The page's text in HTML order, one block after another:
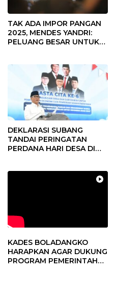
TAK ADA IMPOR PANGAN
2025, MENDES YANDRI:
PELUANG BESAR UNTUK
DEKLARASI SUBANG
TANDAI PERINGATAN
PERDANA HARI DESA DI
KADES BOLADANGKO
HARAPKAN AGAR DUKUNG
PROGRAM PEMERINTAH